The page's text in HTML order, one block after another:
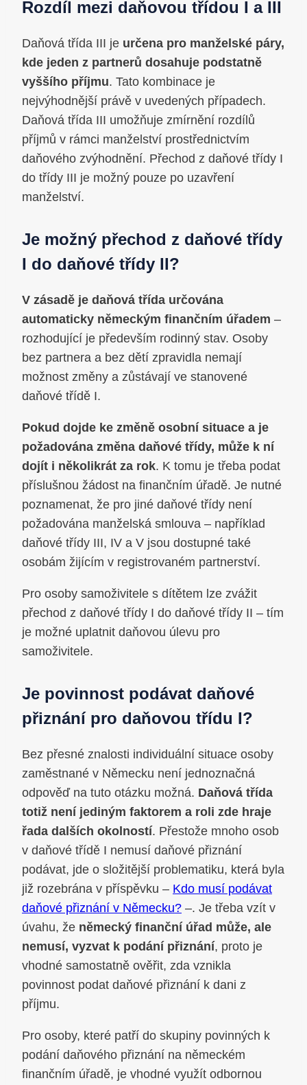
Rozdíl mezi daňovou třídou I a III
Daňová třída III je určena pro manželské páry,
kde jeden z partnerů dosahuje podstatně
vyššího příjmu. Tato kombinace je
nejvýhodnější právě v uvedených případech.
Daňová třída III umožňuje zmírnění rozdílů
příjmů v rámci manželství prostřednictvím
daňového zvýhodnění. Přechod z daňové třídy I
do třídy III je možný pouze po uzavření
manželství.
Je možný přechod z daňové třídy
I do daňové třídy II?
V zásadě je daňová třída určována
automaticky německým finančním úřadem –
rozhodující je především rodinný stav. Osoby
bez partnera a bez dětí zpravidla nemají
možnost změny a zůstávají ve stanovené
daňové třídě I.
Pokud dojde ke změně osobní situace a je
požadována změna daňové třídy, může k ní
dojít i několikrát za rok. K tomu je třeba podat
příslušnou žádost na finančním úřadě. Je nutné
poznamenat, že pro jiné daňové třídy není
požadována manželská smlouva – například
daňové třídy III, IV a V jsou dostupné také
osobám žijícím v registrovaném partnerství.
Pro osoby samoživitele s dítětem lze zvážit
přechod z daňové třídy I do daňové třídy II – tím
je možné uplatnit daňovou úlevu pro
samoživitele.
Je povinnost podávat daňové
přiznání pro daňovou třídu I?
Bez přesné znalosti individuální situace osoby
zaměstnané v Německu není jednoznačná
odpověď na tuto otázku možná. Daňová třída
totiž není jediným faktorem a roli zde hraje
řada dalších okolností. Přestože mnoho osob
v daňové třídě I nemusí daňové přiznání
podávat, jde o složitější problematiku, která byla
již rozebrána v příspěvku – Kdo musí podávat
daňové přiznání v Německu? –. Je třeba vzít v
úvahu, že německý finanční úřad může, ale
nemusí, vyzvat k podání přiznání, proto je
vhodné samostatně ověřit, zda vznikla
povinnost podat daňové přiznání k dani z
příjmu.
Pro osoby, které patří do skupiny povinných k
podání daňového přiznání na německém
finančním úřadě, je vhodné využít odbornou